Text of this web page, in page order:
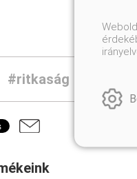
#ritkaság